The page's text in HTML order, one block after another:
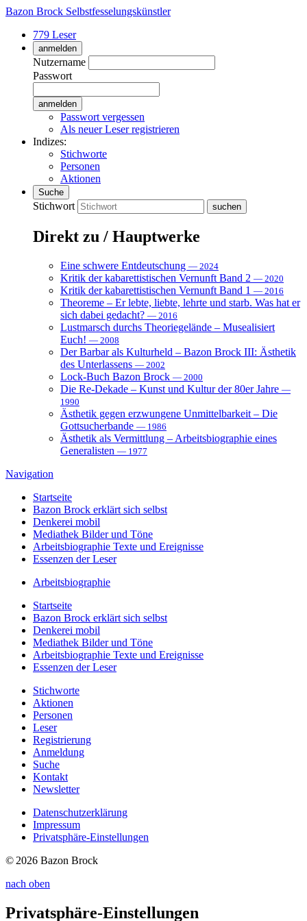
Bazon Brock Selbstfesselungskünstler
779 Leser
anmelden
Nutzername
Passwort
Passwort vergessen
Als neuer Leser registrieren
Indizes:
Stichworte
Personen
Aktionen
Suche
Stichwort
Direkt zu / Hauptwerke
Eine schwere Entdeutschung — 2024
Kritik der kabarettistischen Vernunft Band 2 — 2020
Kritik der kabarettistischen Vernunft Band 1 — 2016
Theoreme – Er lebte, liebte, lehrte und starb. Was hat er
sich dabei gedacht? — 2016
Lustmarsch durchs Theoriegelände – Musealisiert
Euch! — 2008
Der Barbar als Kulturheld – Bazon Brock III: Ästhetik
des Unterlassens — 2002
Lock-Buch Bazon Brock — 2000
Die Re-Dekade – Kunst und Kultur der 80er Jahre —
1990
Ästhetik gegen erzwungene Unmittelbarkeit – Die
Gottsucherbande — 1986
Ästhetik als Vermittlung – Arbeitsbiographie eines
Generalisten — 1977
Navigation
Startseite
Bazon Brock erklärt sich selbst
Denkerei mobil
Mediathek Bilder und Töne
Arbeitsbiographie Texte und Ereignisse
Essenzen der Leser
Arbeitsbiographie
Startseite
Bazon Brock erklärt sich selbst
Denkerei mobil
Mediathek Bilder und Töne
Arbeitsbiographie Texte und Ereignisse
Essenzen der Leser
Stichworte
Aktionen
Personen
Leser
Registrierung
Anmeldung
Suche
Kontakt
Newsletter
Datenschutzerklärung
Impressum
Privatsphäre-Einstellungen
© 2026 Bazon Brock
nach oben
Privatsphäre-Einstellungen